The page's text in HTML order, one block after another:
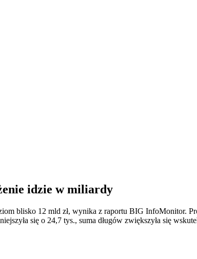
idzie w miliardy
blisko 12 mld zł, wynika z raportu BIG InfoMonitor.
się o 24,7 tys., suma długów zwiększyła się